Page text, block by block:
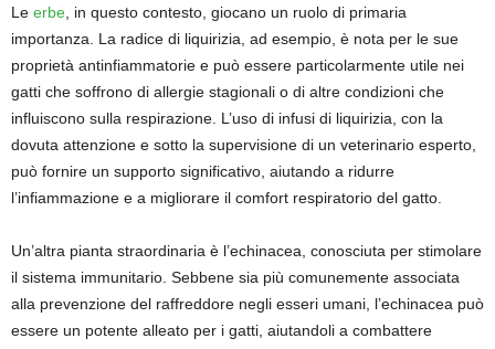
Le erbe , in questo contesto, giocano un ruolo di primaria
importanza. La radice di liquirizia, ad esempio, è nota per le sue
proprietà antinfiammatorie e può essere particolarmente utile nei
gatti che soffrono di allergie stagionali o di altre condizioni che
influiscono sulla respirazione. L’uso di infusi di liquirizia, con la
dovuta attenzione e sotto la supervisione di un veterinario esperto,
può fornire un supporto significativo, aiutando a ridurre
l’infiammazione e a migliorare il comfort respiratorio del gatto.
Un’altra pianta straordinaria è l’echinacea, conosciuta per stimolare
il sistema immunitario. Sebbene sia più comunemente associata
alla prevenzione del raffreddore negli esseri umani, l’echinacea può
essere un potente alleato per i gatti, aiutandoli a combattere